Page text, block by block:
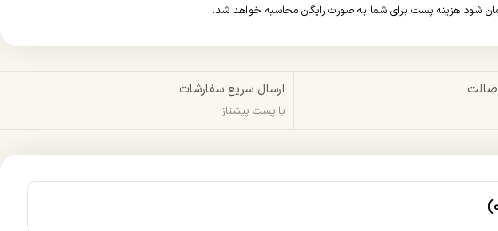
ارسال سریع سفارشات
با پست پیشتاز